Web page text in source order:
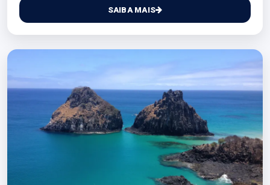
SAIBA MAIS